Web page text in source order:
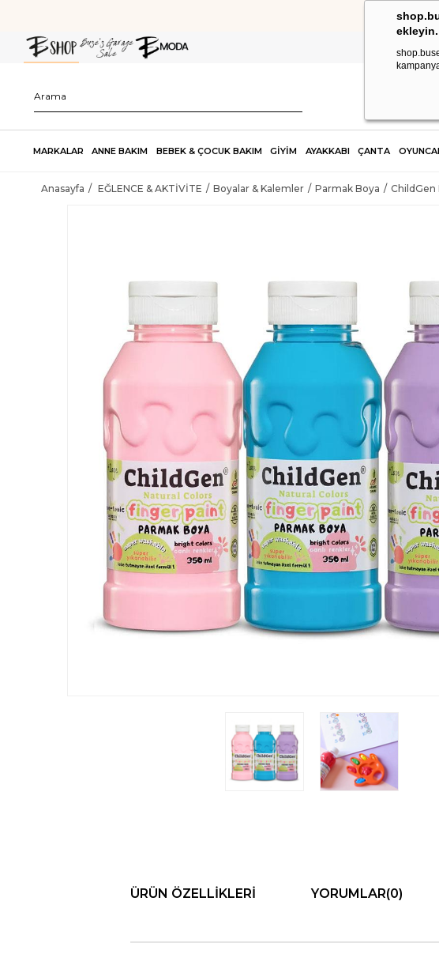
ekleyin.
2.500
MARKALAR ANNE BAKIM BEBEK & ÇOCUK BAKIM GİYİM AYAKKABI ÇANTA
Anasayfa EĞLENCE & AKTİVİTE Boyalar & Kalemler Parmak Boya ChildGen
ÜRÜN ÖZELLIKLERI YORUMLAR(0)